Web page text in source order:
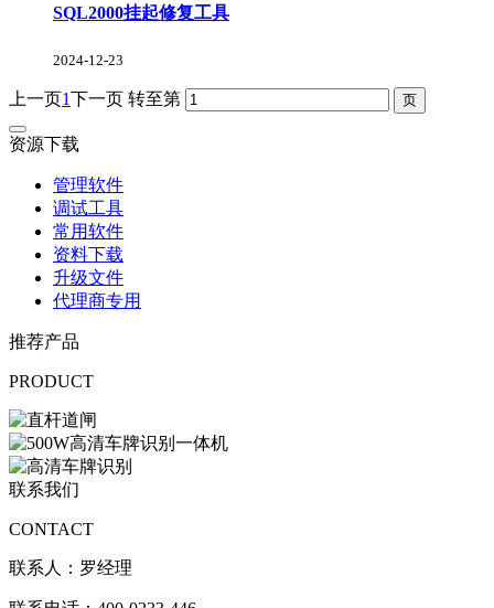
SQL2000挂起修复工具
2024-12-23
上一页1下一页 转至第
资源下载
管理软件
调试工具
常用软件
资料下载
升级文件
代理商专用
推荐产品
PRODUCT
联系我们
CONTACT
联系人：罗经理